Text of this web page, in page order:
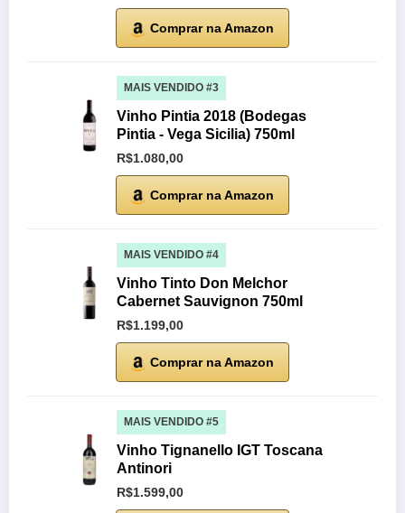
Comprar na Amazon
MAIS VENDIDO #3
Vinho Pintia 2018 (Bodegas
Pintia - Vega Sicilia) 750ml
R$1.080,00
Comprar na Amazon
MAIS VENDIDO #4
Vinho Tinto Don Melchor
Cabernet Sauvignon 750ml
R$1.199,00
Comprar na Amazon
MAIS VENDIDO #5
Vinho Tignanello IGT Toscana
Antinori
R$1.599,00